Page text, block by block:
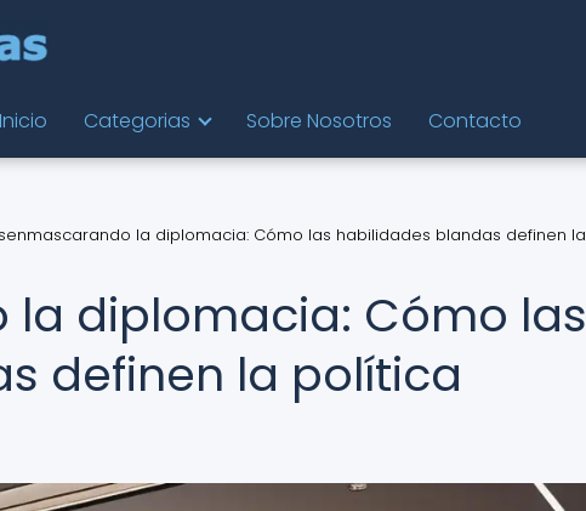
Inicio Categorias Sobre Nosotros Contacto
la diplomacia: Cómo las habilidades blandas definen la
la diplomacia: Cómo las
definen la política